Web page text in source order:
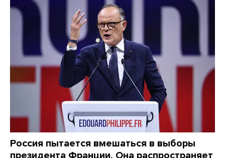
Россия пытается вмешаться в выборы
президента Франции. Она распространяет